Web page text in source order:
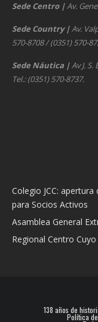
Sede Centro |Av.
Sede Country |Av.
570-8708 / (0351) 570-
Sede Náutica |Av J.
Tel.: (0351) 570-8737.
Colegio JCC:
para Socios Activos
Asamblea General
Regional Centro Cuyo
138 años de
Política